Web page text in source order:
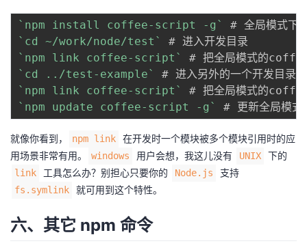
` npm install coffee-script -g `
# 全局模式下
` cd ~/work/node/test `
` npm link coffee-script `
# 把全局模式的
` cd ../test-example`
` npm link coffee-script `
# 把全局模式的
` npm update coffee-script -g ` # 更新全局模
就像你看到， npm link
在开发时一个模块被多个模块引用时的应
用场景非常有用。
windows 用户会想，我这儿没有 UNIX 下的
link 工具怎么办？别担心只要你的 Node.js 支持
fs.symlink 就可用到这个特性。
六、其它 npm 命令